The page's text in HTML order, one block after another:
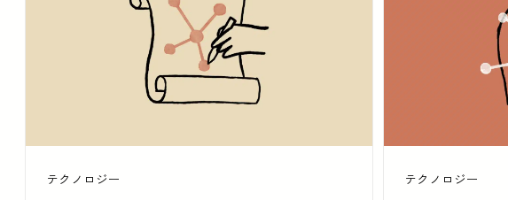
テクノロジー テクノロジー